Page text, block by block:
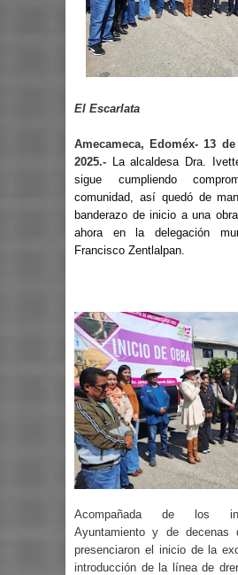
El Escarlata
Amecameca, Edoméx- 13
2025.- La alcaldesa Dra.
sigue cumpliendo
comunidad, así quedó de
banderazo de inicio a una
ahora en la delegación
Francisco Zentlalpan.
Acompañada de los
Ayuntamiento y de decenas
presenciaron el inicio de la
introducción de la línea de